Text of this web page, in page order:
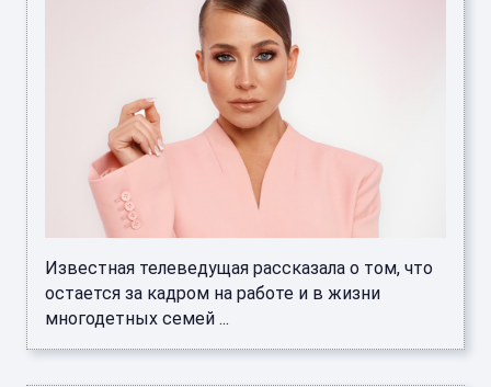
Известная телеведущая рассказала о том, что
остается за кадром на работе и в жизни
многодетных семей ...